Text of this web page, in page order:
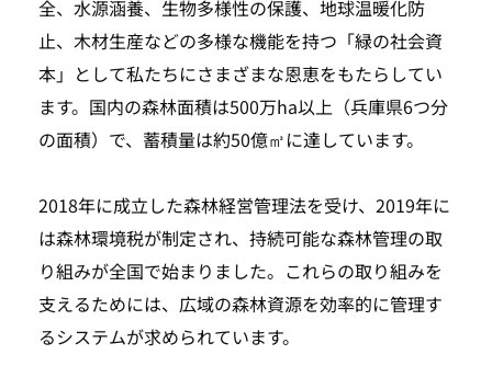
全、水源涵養、生物多様性の保護、地球温暖化防
止、木材生産などの多様な機能を持つ「緑の社会資
本」として私たちにさまざまな恩恵をもたらしてい
ます。国内の森林面積は500万ha以上（兵庫県6つ分
の面積）で、蓄積量は約50億㎥に達しています。
2018年に成立した森林経営管理法を受け、2019年に
は森林環境税が制定され、持続可能な森林管理の取
り組みが全国で始まりました。これらの取り組みを
支えるためには、広域の森林資源を効率的に管理す
るシステムが求められています。